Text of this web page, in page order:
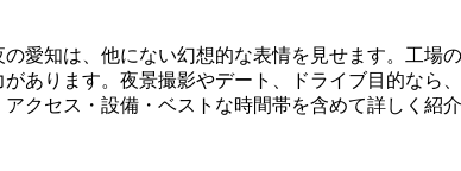
愛知は、他にない幻想的な表情を見せます。工
あります。夜景撮影やデート、ドライブ目的なら
クセス・設備・ベストな時間帯を含めて詳しく紹介